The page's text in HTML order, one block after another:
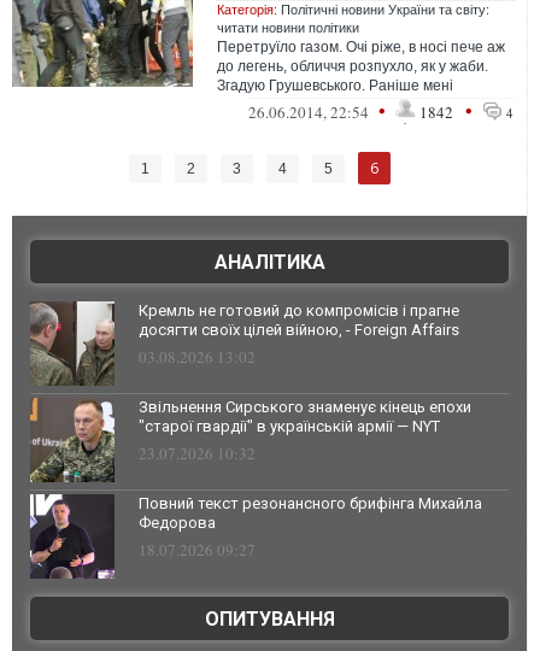
Категорія: Політичні новини України та світу:
читати новини політики
Перетруїло газом. Очі ріже, в носі пече аж
до легень, обличчя розпухло, як у жаби.
Згадую Грушевського. Раніше мені
здавалося, що до газу у мене імуні...
26.06.2014, 22:54 • 1842 • 4
1 2 3 4 5 6
АНАЛІТИКА
Кремль не готовий до компромісів і прагне
досягти своїх цілей війною, - Foreign Affairs
03.08.2026 13:02
Звільнення Сирського знаменує кінець епохи
"старої гвардії" в українській армії — NYT
23.07.2026 10:32
Повний текст резонансного брифінга Михайла
Федорова
18.07.2026 09:27
ОПИТУВАННЯ